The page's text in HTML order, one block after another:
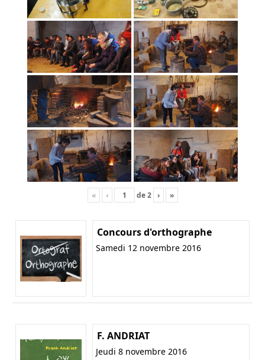
« ‹ de2 › »
Concours d'orthographe
Samedi 12 novembre 2016
F. ANDRIAT
Jeudi 8 novembre 2016